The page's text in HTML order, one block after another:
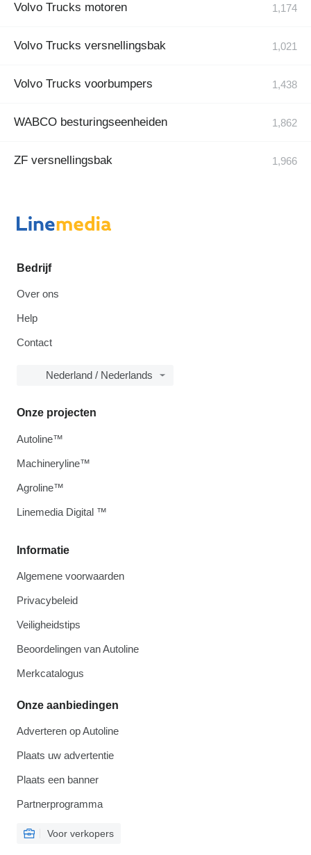
Volvo Trucks motoren
Volvo Trucks versnellingsbak
Volvo Trucks voorbumpers
WABCO besturingseenheiden
ZF versnellingsbak
Bedrijf
Over ons
Help
Contact
Nederland / Nederlands
Informatie
Algemene voorwaarden
Privacybeleid
Veiligheidstips
Beoordelingen van Autoline
Merkcatalogus
Onze aanbiedingen
Adverteren op Autoline
Plaats uw advertentie
Plaats een banner
Partnerprogramma
Voor verkopers
Onze projecten
Autoline™
Machineryline™
Agroline™
Linemedia Digital ™